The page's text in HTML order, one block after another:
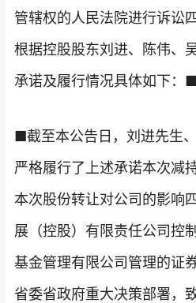
管辖权的人民法院进行诉讼
根据控股股东刘进、陈伟、
承诺及履行情况具体如下：■
■截至本公告日，刘进先生
严格履行了上述承诺本次减
本次股份转让对公司的影响
展（控股）有限责任公司控
基金管理有限公司管理的证
省委省政府重大决策部署，